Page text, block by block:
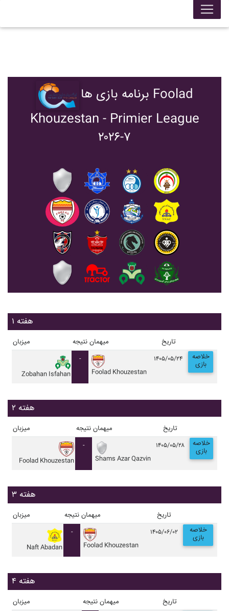
برنامه بازی ها Foolad
Khouzestan - Primier League
۲۰۲۶-۷
هفته ۱
میزبان نتیجه میهمان تاریخ
Zobahan Isfahan
-
Foolad Khouzestan
۱۴۰۵/۰۵/۲۴ خلاصه
بازی
هفته ۲
میزبان نتیجه میهمان تاریخ
Foolad Khouzestan
-
Shams Azar Qazvin
۱۴۰۵/۰۵/۲۸ خلاصه
بازی
هفته ۳
میزبان نتیجه میهمان تاریخ
Naft Abadan
-
Foolad Khouzestan
۱۴۰۵/۰۶/۰۲ خلاصه
بازی
هفته ۴
میزبان نتیجه میهمان تاریخ